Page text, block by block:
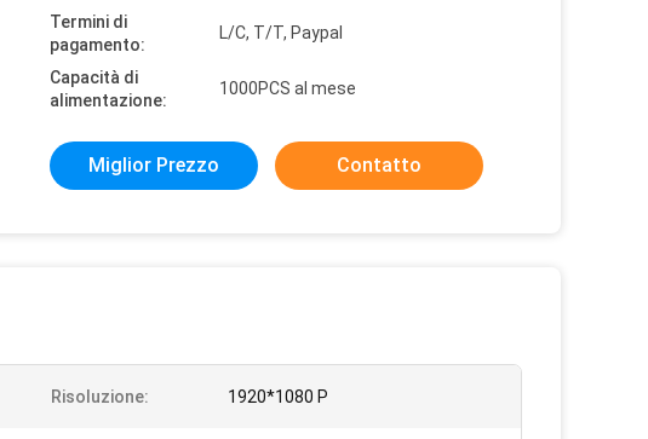
Termini di
pagamento:
L/C, T/T, Paypal
Capacità di
alimentazione:
1000PCS al mese
Miglior Prezzo Contatto
Risoluzione: 1920*1080 P